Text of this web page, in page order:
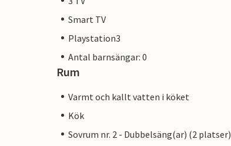
Smart TV
Playstation3
Antal barnsängar: 0
Rum
Varmt och kallt vatten i köket
Kök
Sovrum nr. 2 - Dubbelsäng(ar) (2 platser)